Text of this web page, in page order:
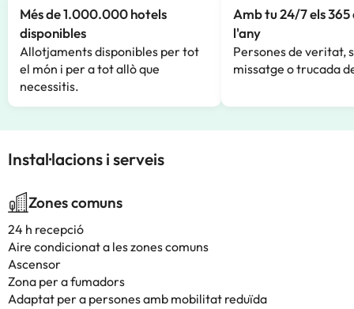
Més de 1.000.000 hotels
disponibles
Allotjaments disponibles per tot
el món i per a tot allò que
necessitis.
Amb tu 24/7 els 365
l'any
Persones de veritat,
missatge o trucada
Instal·lacions i serveis
Zones comuns
24 h recepció
Aire condicionat a les zones comuns
Ascensor
Zona per a fumadors
Adaptat per a persones amb mobilitat reduïda